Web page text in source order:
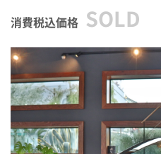
消費税込価格 SOLD